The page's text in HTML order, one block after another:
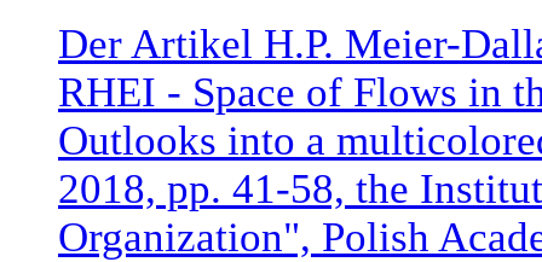
Der Artikel H.P. Meier-
RHEI - Space of Flows in
Outlooks into a
2018, pp. 41-58, the
Organization", Polish